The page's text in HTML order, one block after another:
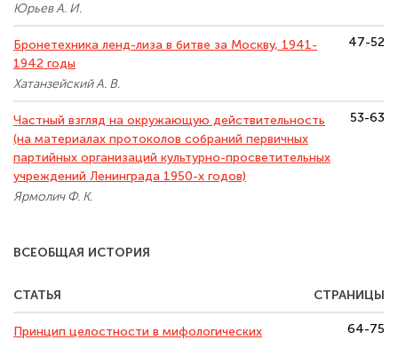
Юрьев А. И.
Бронетехника ленд-лиза в битве за Москву, 1941-
1942 годы
Хатанзейский А. В.
47-52
Частный взгляд на окружающую действительность
(на материалах протоколов собраний первичных
партийных организаций культурно-просветительных
учреждений Ленинграда 1950-х годов)
Ярмолич Ф. К.
53-63
ВСЕОБЩАЯ ИСТОРИЯ
СТАТЬЯ СТРАНИЦЫ
Принцип целостности в мифологических
64-75